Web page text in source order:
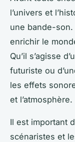
l’univers et
une bande-
enrichir le
Qu’il s’agisse
futuriste ou
les effets
et l’atmosphère.
Il est important
scénaristes et